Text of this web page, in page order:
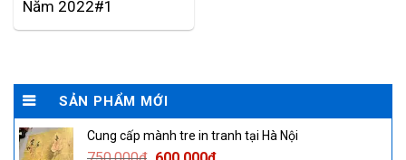
Năm 2022#1
SẢN PHẨM MỚI
Cung cấp mành tre in tranh tại Hà Nội